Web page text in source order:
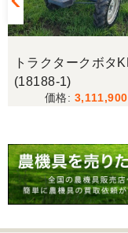
迅速な対応
した、感謝
茨城県／
遠い所から
茨城県／A・
トラクタークボタ
(18188-1)
3,111,900